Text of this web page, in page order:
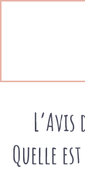
L’Avis
Quelle